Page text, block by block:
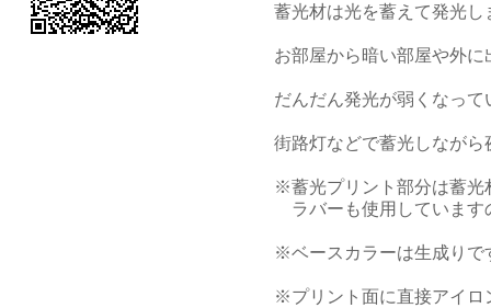
蓄光材は光を蓄えて発光
お部屋から暗い部屋や外
だんだん発光が弱くなっ
街路灯などで蓄光しなが
※蓄光プリント部分は蓄光
ラバーも使用しています
※ベースカラーは生成りで
※プリント面に直接アイロ